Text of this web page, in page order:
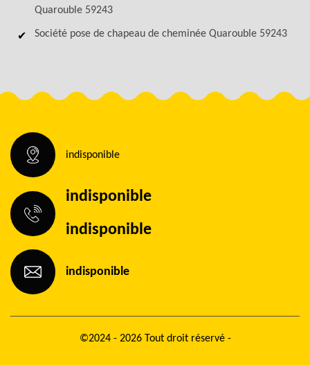
Quarouble 59243
Société pose de chapeau de cheminée Quarouble 59243
indisponible
indisponible
indisponible
indisponible
©2024 - 2026 Tout droit réservé -